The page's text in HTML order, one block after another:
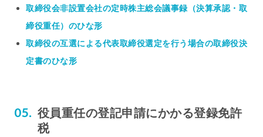
取締役会非設置会社の定時株主総会議事録（決算承認・取
締役重任）のひな形
取締役の互選による代表取締役選定を行う場合の取締役決
定書のひな形
役員重任の登記申請にかかる登録免許
税